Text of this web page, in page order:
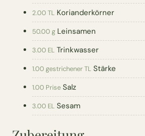
2.00 TL Korianderkörner
50.00 g Leinsamen
3.00 EL Trinkwasser
1.00 gestrichener TL Stärke
1.00 Prise Salz
3.00 EL Sesam